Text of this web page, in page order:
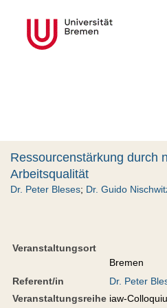
Ressourcenstärkung durch
Arbeitsqualität
Dr. Peter Bleses; Dr. Guido
Veranstaltungsort
Bremen
Referent/in
Dr. Peter
Veranstaltungsreihe iaw-